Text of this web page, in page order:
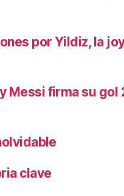
por Yildiz, la
Messi firma su gol
clave